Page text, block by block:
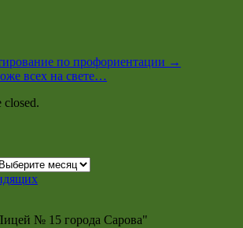
по профориентации →
всех на свете…
closed.
№ 15 города Сарова"